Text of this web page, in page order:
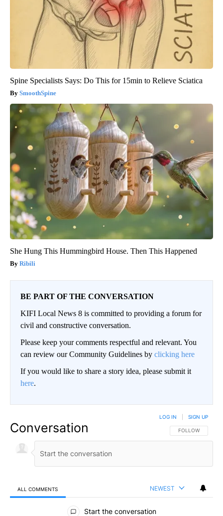
Spine Specialists Says: Do This for 15min to Relieve Sciatica
SmoothSpine
She Hung This Hummingbird House. Then This Happened
Ribili
BE PART OF THE CONVERSATION
KIFI Local News 8 is committed to providing a forum for
civil and constructive conversation.
Please keep your comments respectful and relevant. You
can review our Community Guidelines by clicking here
If you would like to share a story idea, please submit it
here.
Conversation FOLLOW THIS
FOLLOW
LOG IN SIGN UP
ALL COMMENTS NEWEST
All Comments
Start the conversation